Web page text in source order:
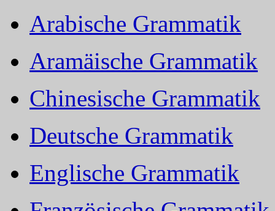
Arabische Grammatik
Aramäische Grammatik
Chinesische Grammatik
Deutsche Grammatik
Englische Grammatik